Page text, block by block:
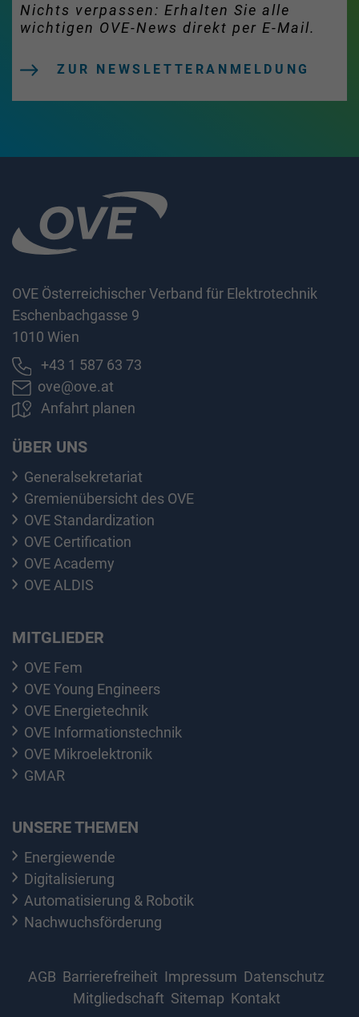
Nichts verpassen: Erhalten Sie alle
wichtigen OVE-News direkt per E-Mail.
ZUR NEWSLETTERANMELDUNG
OVE Österreichischer Verband für Elektrotechnik
Eschenbachgasse 9
1010 Wien
+43 1 587 63 73
ove@ove.at
Anfahrt planen
ÜBER UNS
Generalsekretariat
Gremienübersicht des OVE
OVE Standardization
OVE Certification
OVE Academy
OVE ALDIS
MITGLIEDER
OVE Fem
OVE Young Engineers
OVE Energietechnik
OVE Informationstechnik
OVE Mikroelektronik
GMAR
UNSERE THEMEN
Energiewende
Digitalisierung
Automatisierung & Robotik
Nachwuchsförderung
AGB Barrierefreiheit Impressum Datenschutz
Mitgliedschaft Sitemap Kontakt